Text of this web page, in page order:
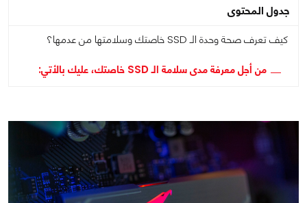
جدول المحتوى
كيف تعرف صحة وحدة الـ SSD خاصتك وسلامتها من عدمها؟
من أجل معرفة مدى سلامة الـ SSD خاصتك، عليك بالأتي: